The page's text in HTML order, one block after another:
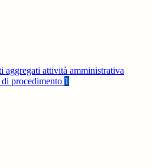
aggregati attività amministrativa
procedimento 1